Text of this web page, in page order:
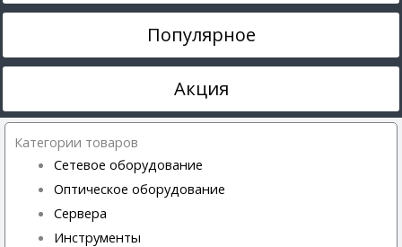
Популярное
Акция
Категории товаров
Сетевое оборудование
Оптическое оборудование
Сервера
Инструменты